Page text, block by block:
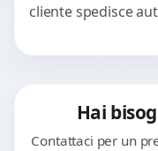
cliente spedisce
Hai
Contattaci per un